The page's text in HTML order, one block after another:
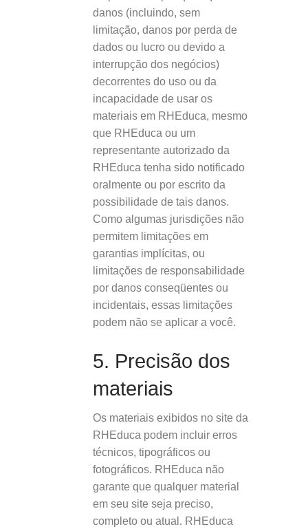
danos (incluindo, sem
limitação, danos por perda de
dados ou lucro ou devido a
interrupção dos negócios)
decorrentes do uso ou da
incapacidade de usar os
materiais em RHEduca, mesmo
que RHEduca ou um
representante autorizado da
RHEduca tenha sido notificado
oralmente ou por escrito da
possibilidade de tais danos.
Como algumas jurisdições não
permitem limitações em
garantias implícitas, ou
limitações de responsabilidade
por danos conseqüentes ou
incidentais, essas limitações
podem não se aplicar a você.
5. Precisão dos
materiais
Os materiais exibidos no site da
RHEduca podem incluir erros
técnicos, tipográficos ou
fotográficos. RHEduca não
garante que qualquer material
em seu site seja preciso,
completo ou atual. RHEduca